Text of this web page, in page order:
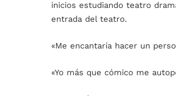
inicios estudiando teatro
entrada del teatro.
«Me encantaría hacer un
«Yo más que cómico me